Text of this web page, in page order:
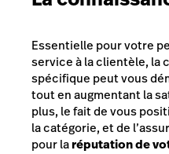
Essentielle pour votre
service à la clientèle, la
spécifique peut vous
tout en augmentant la
plus, le fait de vous
la catégorie, et de
pour laréputation de